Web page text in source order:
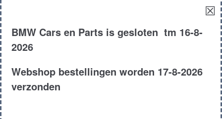
☒
BMW Cars en Parts is gesloten tm 16-8-
2026
Webshop bestellingen worden 17-8-2026
verzonden